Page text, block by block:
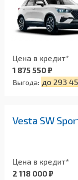
Цена в кредит*
1 875 550 ₽
Выгода: до 293
Vesta SW
Цена в кредит*
2 118 000 ₽